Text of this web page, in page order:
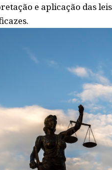
e aplicação das